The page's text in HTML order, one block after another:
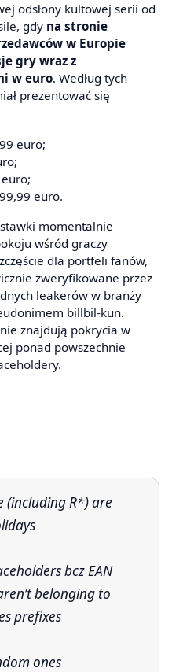
odsłony kultowej serii od
gdy na stronie
w Europie
gry wraz z
w euro. Według tych
prezentować się
euro;
euro.
momentalnie
wśród graczy
dla portfeli fanów,
zweryfikowane przez
leakerów w branży
billbil-kun.
znajdują pokrycia w
ponad powszechnie
bcz EAN
belonging to
prefixes
ones